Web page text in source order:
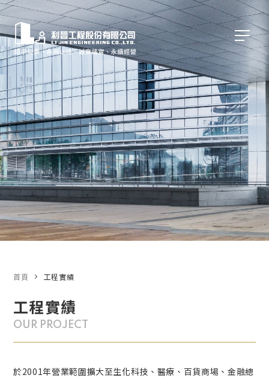
工程實績
OUR PROJECT
於2001年營業範圍擴大至生化科技、醫療、百貨商場、金融總
首頁 工程實績